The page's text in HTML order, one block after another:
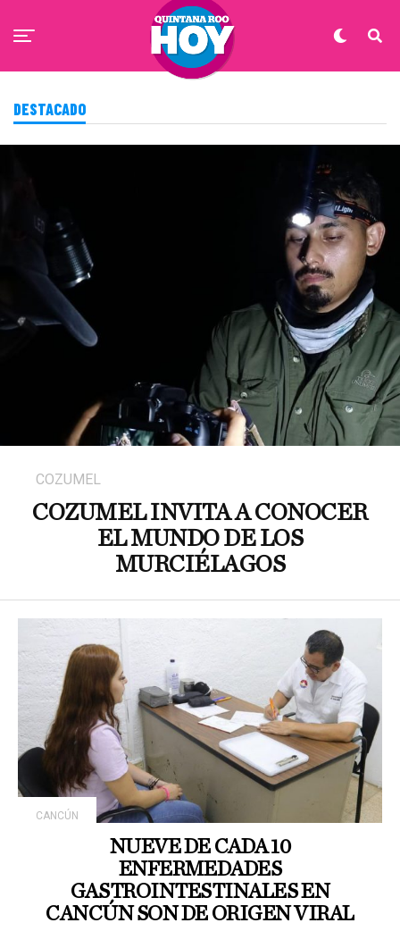
DESTACADO
COZUMEL
COZUMEL INVITA A CONOCER
EL MUNDO DE LOS
MURCIÉLAGOS
CANCÚN
NUEVE DE CADA 10
ENFERMEDADES
GASTROINTESTINALES EN
CANCÚN SON DE ORIGEN VIRAL